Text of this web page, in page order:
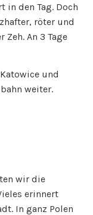
den Tag. Doch
röter und
An 3 Tage
und
weiter.
wir die
erinnert
In ganz Polen